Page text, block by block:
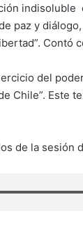
indisoluble
paz y
Contó
del
Chile”. Este
de la sesión